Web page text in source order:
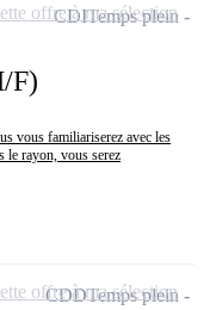
F)
vous familiariserez avec les
le rayon, vous serez
CDITemps plein
offre à ma sélection
CDDTemps plein
offre à ma sélection